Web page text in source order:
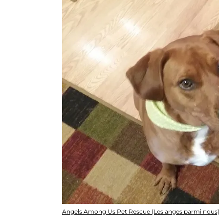
Angels Among Us Pet Rescue (Les anges parmi nous)